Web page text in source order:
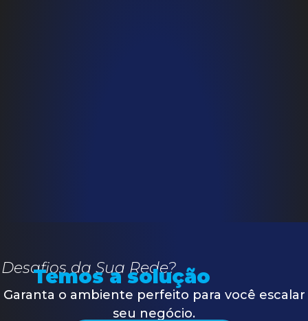
Desafios da Sua Rede?
Temos a solução
Garanta o ambiente perfeito para você escalar
seu negócio.